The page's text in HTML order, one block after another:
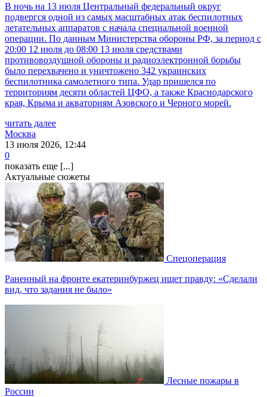
В ночь на 13 июля Центральный федеральный округ
подвергся одной из самых масштабных атак беспилотных
летательных аппаратов с начала специальной военной
операции. По данным Министерства обороны РФ, за период с
20:00 12 июля до 08:00 13 июля средствами
противовоздушной обороны и радиоэлектронной борьбы
было перехвачено и уничтожено 342 украинских
беспилотника самолетного типа. Удар пришелся по
территориям десяти областей ЦФО, а также Краснодарского
края, Крыма и акваториям Азовского и Черного морей.
читать далее
Москва
13 июля 2026, 12:44
0
показать еще [...]
Актуальные сюжеты
Спецоперация
Раненный на фронте екатеринбуржец ищет правду: «Сделали
вид, что задания не было»
Лесные пожары в
России